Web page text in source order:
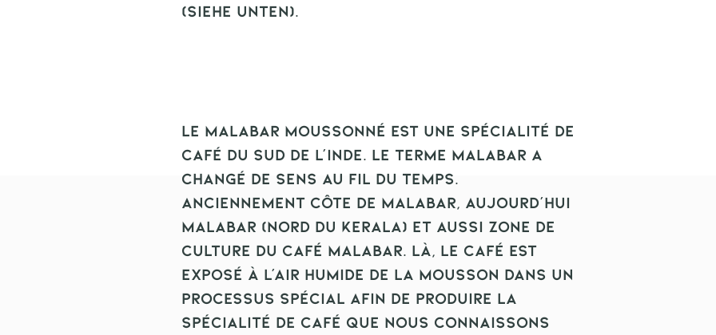
(siehe unten).
Le Malabar moussonné est une spécialité de
café du sud de l'Inde. Le terme Malabar a
changé de sens au fil du temps.
Anciennement côte de Malabar, aujourd'hui
Malabar (nord du Kerala) et aussi zone de
culture du café Malabar. Là, le café est
exposé à l'air humide de la mousson dans un
processus spécial afin de produire la
spécialité de café que nous connaissons